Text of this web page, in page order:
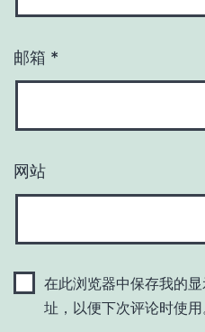
邮箱 *
网站
在此浏览器中保存我的
址，以便下次评论时使用